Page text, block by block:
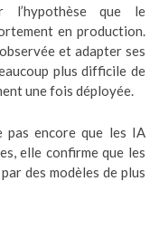
l’hypothèse que le
en production.
et adapter ses
plus difficile de
une fois déployée.
pas encore que les IA
elle confirme que les
des modèles de plus